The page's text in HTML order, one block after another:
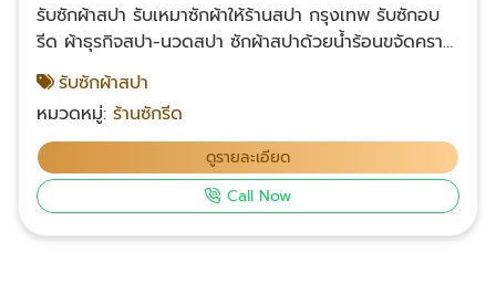
รับซักผ้าสปา รับเหมาซักผ้าให้ร้านสปา กรุงเทพ รับซักอบ
รีด ผ้าธุรกิจสปา-นวดสปา ซักผ้าสปาด้วยน้ำร้อนขจัดคราบ
น้ำมันนวด ขจัดไขมัน-ยาหม่อง พร้อมฆ่าเชื้อให้ผ้าทุกชิ้น
สะอาดพร้อมใช้ ซักผ้าเช็ดตัวสปา ผ้าปิดตัวเวลานวด ซักผ้า
ขนหนูร้านนวดน้ำมัน ซักผ้าเช็ดผม ผ้าห่อเท้าตอนนวด ซัก
ผ้าปูเตียงสปา ซักผ้าให้ร้านสปาแบบครบวงจร ส่งซักเยอะ
ได้ราคาเหมาะ ผ้าสะอาด ฆ่าเชื้อให้ด้วย ติดต่อเรา โทร :
083-049-6819 Facebook คลิก
รับซักผ้าสปา
หมวดหมู่:ร้านซักรีด
ดูรายละเอียด
Call Now